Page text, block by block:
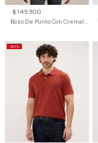
$ 149.900
Buzo De Punto Con Cremallera Para Hombre
-50%